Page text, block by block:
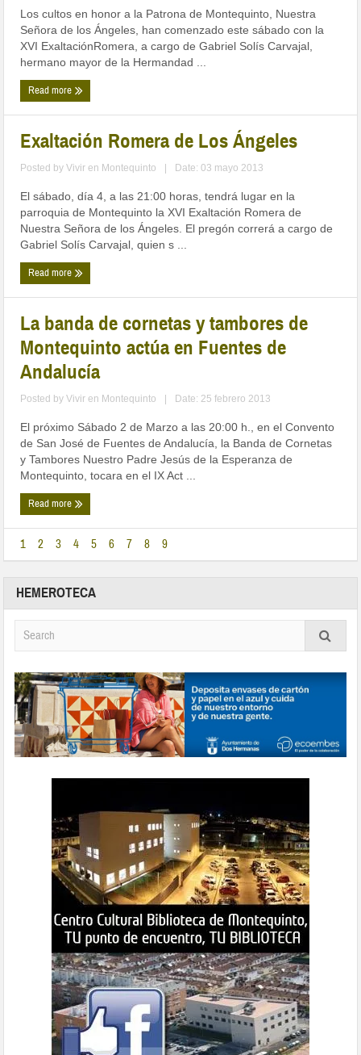
Los cultos en honor a la Patrona de Montequinto, Nuestra
Señora de los Ángeles, han comenzado este sábado con la
XVI ExaltaciónRomera, a cargo de Gabriel Solís Carvajal,
hermano mayor de la Hermandad ...
Read more
Exaltación Romera de Los Ángeles
Posted byVivir en Montequinto Date: 03 mayo 2013
El sábado, día 4, a las 21:00 horas, tendrá lugar en la
parroquia de Montequinto la XVI Exaltación Romera de
Nuestra Señora de los Ángeles. El pregón correrá a cargo de
Gabriel Solís Carvajal, quien s ...
Read more
La banda de cornetas y tambores de
Montequinto actúa en Fuentes de
Andalucía
Posted byVivir en Montequinto Date: 25 febrero 2013
El próximo Sábado 2 de Marzo a las 20:00 h., en el Convento
de San José de Fuentes de Andalucía, la Banda de Cornetas
y Tambores Nuestro Padre Jesús de la Esperanza de
Montequinto, tocara en el IX Act ...
Read more
1 2 3 4 5 6 7 8 9
HEMEROTECA